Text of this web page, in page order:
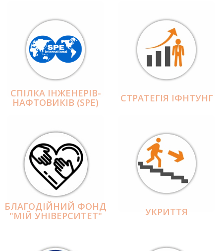
СПІЛКА ІНЖЕНЕРІВ-
НАФТОВИКІВ (SPE) СТРАТЕГІЯ ІФНТУНГ
БЛАГОДІЙНИЙ ФОНД
"МІЙ УНІВЕРСИТЕТ" УКРИТТЯ